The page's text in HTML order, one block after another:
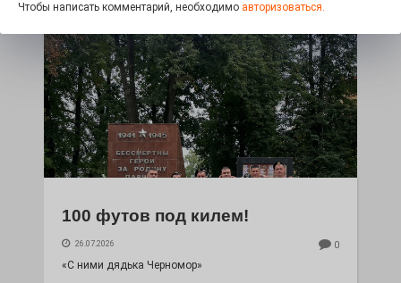
100 футов под килем!
26.07.2026 0
«С ними дядька Черномор»
Чтобы написать комментарий, необходимо авторизоваться.